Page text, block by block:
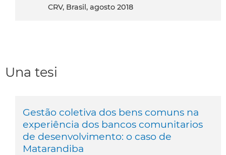
CRV, Brasil, agosto 2018
Una tesi
Gestão coletiva dos bens comuns na
experiência dos bancos comunitarios
de desenvolvimento: o caso de
Matarandiba